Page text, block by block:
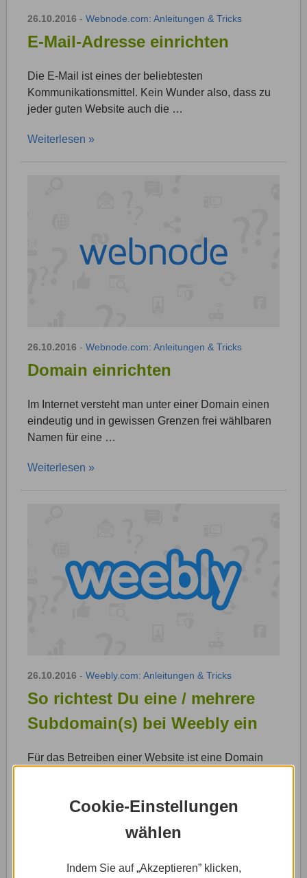
Cookie-Einstellungen
wählen
Indem Sie auf „Akzeptieren” klicken,
26.10.2016 - Webnode.com: Anleitungen & Tricks
E-Mail-Adresse einrichten
Die E-Mail ist eines der beliebtesten
Kommunikationsmittel. Kein Wunder also, dass zu
jeder guten Website auch die …
Weiterlesen »
26.10.2016 - Webnode.com: Anleitungen & Tricks
Domain einrichten
Im Internet versteht man unter einer Domain einen
eindeutig und in gewissen Grenzen frei wählbaren
Namen für eine …
Weiterlesen »
26.10.2016 - Weebly.com: Anleitungen & Tricks
So richtest Du eine / mehrere
Subdomain(s) bei Weebly ein
Für das Betreiben einer Website ist eine Domain